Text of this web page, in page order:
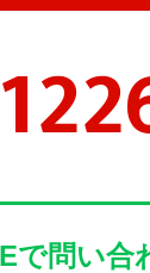
で問い合